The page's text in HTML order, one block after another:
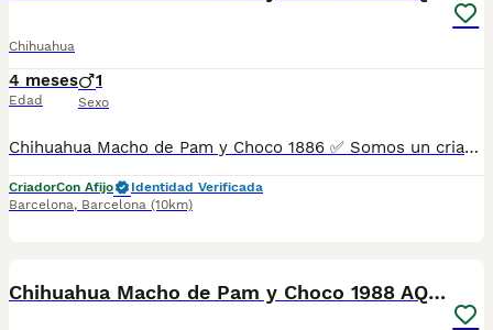
Chihuahua
4 meses
Edad
1
Sexo
Chihuahua Macho de Pam y Choco 1886 ✅ Somos un criadero autorizado y certificado por la Generalitat de Catalunya bajo el número de Núcleo Zoológico G25/00314. PARA MÁS INFORMACIÓN: ☎️ 933095977 📱 685878504 / 674320847 🐶 Programa una visita para conocerlos 💻 Más fotos y vídeos en nuestra web www.aquanatura.es 🚙 Hacemos envíos 📌 Calle Roger de Flor 45, muy cerca del Arc de Triomf de Barcelona, de Lunes a Sábados. Se entregan con sus vacunas, desparasitados interna y externamente, con microchip y su registro, cartilla sanitaria y contrato de garantías, documentación legal y factura. AQUANATURA
CriadorCon Afijo
Identidad Verificada
Barcelona, Barcelona (10km)
Chihuahua Macho de Pam y Choco 1988 AQUANATURA